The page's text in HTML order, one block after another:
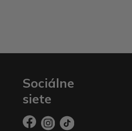
Sociálne
siete